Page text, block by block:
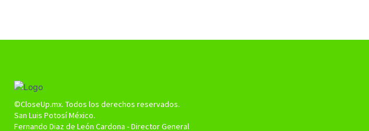
©CloseUp.mx. Todos los derechos reservados.
San Luis Potosí México.
Fernando Diaz de León Cardona - Director General